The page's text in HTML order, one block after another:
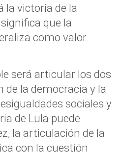
la victoria de la
que la
como valor
será articular los dos
de la democracia y la
sociales y
de Lula puede
la articulación de la
con la cuestión